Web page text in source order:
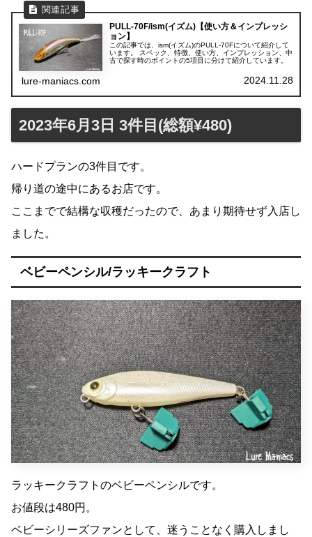
PULL-70F/ism(イズム)【使い方＆インプレッシ
ョン】
この記事では、ism(イズム)のPULL-70Fについて紹介して
います。 スペック、特徴、使い方、インプレッション、中
古で探す時のポイントの5項目に分けて紹介しています。
lure-maniacs.com 2024.11.28
2023年6月3日 3件目(総額¥480)
ハードプランの3件目です。
帰り道の途中にあるお店です。
ここまでで結構な収穫だったので、あまり期待せず入店し
ました。
ベビーペンシル/ラッキークラフト
ラッキークラフトのベビーペンシルです。
お値段は480円。
ベビーシリーズファンとして、迷うことなく購入しまし